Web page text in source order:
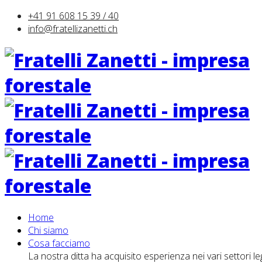
+41 91 608 15 39 / 40
info@fratellizanetti.ch
Home
Chi siamo
Cosa facciamo
La nostra ditta ha acquisito esperienza nei vari settori